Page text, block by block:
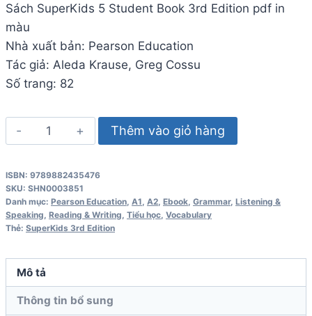
Sách SuperKids 5 Student Book 3rd Edition pdf in
màu
Nhà xuất bản: Pearson Education
Tác giả: Aleda Krause, Greg Cossu
Số trang: 82
SuperKids
5
Book
3rd
Edition
lượng
Thêm vào giỏ hàng
ISBN: 9789882435476
SKU: SHN0003851
Danh mục: Pearson Education A1 A2 Ebook Grammar, Listening &
Speaking Reading & Writing Tiểu học Vocabulary
Thẻ: SuperKids 3rd Edition
Mô tả
Thông tin bổ sung